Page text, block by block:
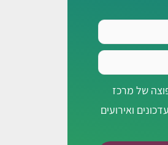
של מרכז
ואירועים